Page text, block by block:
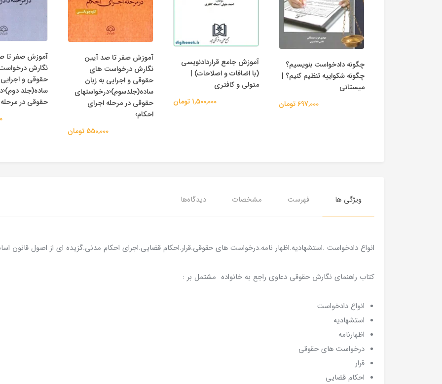
چگونه دادخواست بنویسیم؟
چگونه شکواییه تنظیم کنیم؟ |
میستانی
697,000 تومان
آموزش جامع قراردادنویسی
(با اضافات و اصلاحات) |
متولی و کافتری
1,500,000 تومان
آموزش صفر تا صد آیین
نگارش درخواست های
حقوقی و اجرایی به زبان
ساده(جلدسوم)‹درخواستهای
حقوقی در مرحله اجرای
احکام›
550,000 تومان
آموزش صفر تا
نگارش
حقوقی و اجرایی
ساده(جلد
حقوقی در
ويژگي ها فهرست مشخصات دیدگاه‌ها
انواع دادخواست .استشهادیه.اظهار نامه.درخواست های حقوقی.قرار.احکام قضایی.اجرای احکام مدنی.گزیده ای از اصول قانون
کتاب راهنمای نگارش حقوقی دعاوی راجع به خانواده مشتمل بر :
انواع دادخواست
استشهادیه
اظهارنامه
درخواست های حقوقی
قرار
احکام قضایی